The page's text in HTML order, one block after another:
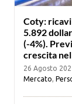
Scroll
Coty:
5.892
(-4%).
crescita
26 Agosto
Mercato,